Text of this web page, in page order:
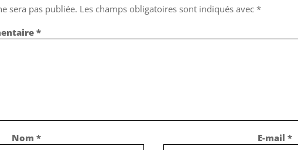
sera pas publiée. Les champs obligatoires sont indiqués avec *
*
Nom * E-mail *